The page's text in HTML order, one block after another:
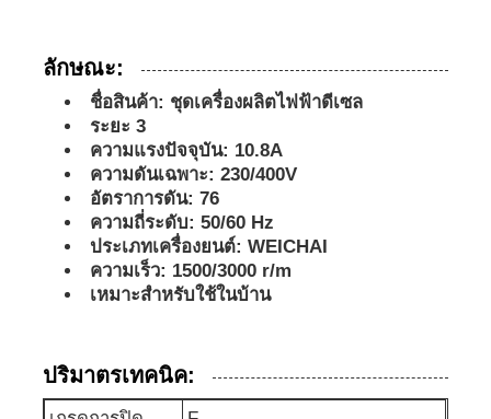
ชุดเครื่องผลิตเบนซิน
ชุดเครื่องกำเนิดไฟฟ้าอินเวอร์เตอร์
ชุดเครื่องกำเนิดไฟฟ้าแบบพกพา
ชุดเครื่องกำเนิดไฟฟ้าอุตสาหกรรม
เครื่องกําเนิดกรอบเปิด
ลักษณะ:
ชื่อสินค้า: ชุดเครื่องผลิตไฟฟ้าดีเซล
ระยะ 3
ความแรงปัจจุบัน: 10.8A
ความดันเฉพาะ: 230/400V
อัตราการดัน: 76
ความถี่ระดับ: 50/60 Hz
ประเภทเครื่องยนต์: WEICHAI
ความเร็ว: 1500/3000 r/m
เหมาะสําหรับใช้ในบ้าน
ปริมาตรเทคนิค: